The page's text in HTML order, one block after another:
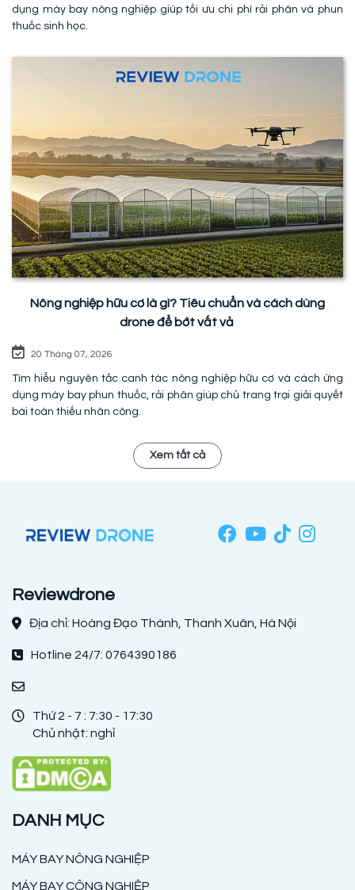
dụng máy bay nông nghiệp giúp tối ưu chi phí rải phân và phun
thuốc sinh học.
Nông nghiệp hữu cơ là gì? Tiêu chuẩn và cách dùng
drone để bớt vất vả
20 Tháng 07, 2026
Tìm hiểu nguyên tắc canh tác nông nghiệp hữu cơ và cách ứng
dụng máy bay phun thuốc, rải phân giúp chủ trang trại giải quyết
bài toán thiếu nhân công.
Xem tất cả
Reviewdrone
Địa chỉ: Hoàng Đạo Thành, Thanh Xuân, Hà Nội
Hotline 24/7: 0764390186
Thứ 2 - 7 : 7:30 - 17:30
Chủ nhật: nghỉ
DANH MỤC
MÁY BAY NÔNG NGHIỆP
MÁY BAY CÔNG NGHIỆP